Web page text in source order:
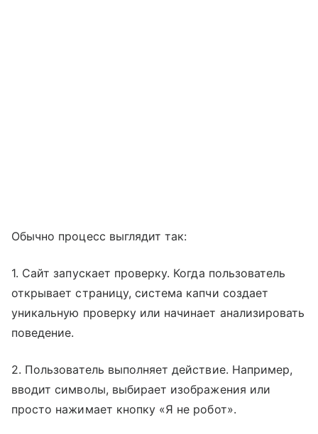
Обычно процесс выглядит так:
1. Сайт запускает проверку. Когда пользователь
открывает страницу, система капчи создает
уникальную проверку или начинает анализировать
поведение.
2. Пользователь выполняет действие. Например,
вводит символы, выбирает изображения или
просто нажимает кнопку «Я не робот».